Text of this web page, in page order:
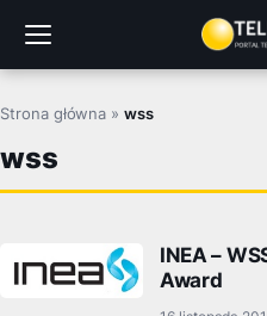
treści
Strona główna »wss
wss
INEA –
Award